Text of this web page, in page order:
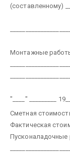
(составленному)
Монтажные
"____" _________
Сметная
Фактическая